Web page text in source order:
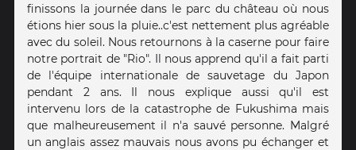
finissons la journée dans le parc du château où nous
étions hier sous la pluie..c'est nettement plus agréable
avec du soleil. Nous retournons à la caserne pour faire
notre portrait de "Rio". Il nous apprend qu'il a fait parti
de l'équipe internationale de sauvetage du Japon
pendant 2 ans. Il nous explique aussi qu'il est
intervenu lors de la catastrophe de Fukushima mais
que malheureusement il n'a sauvé personne. Malgré
un anglais assez mauvais nous avons pu échanger et